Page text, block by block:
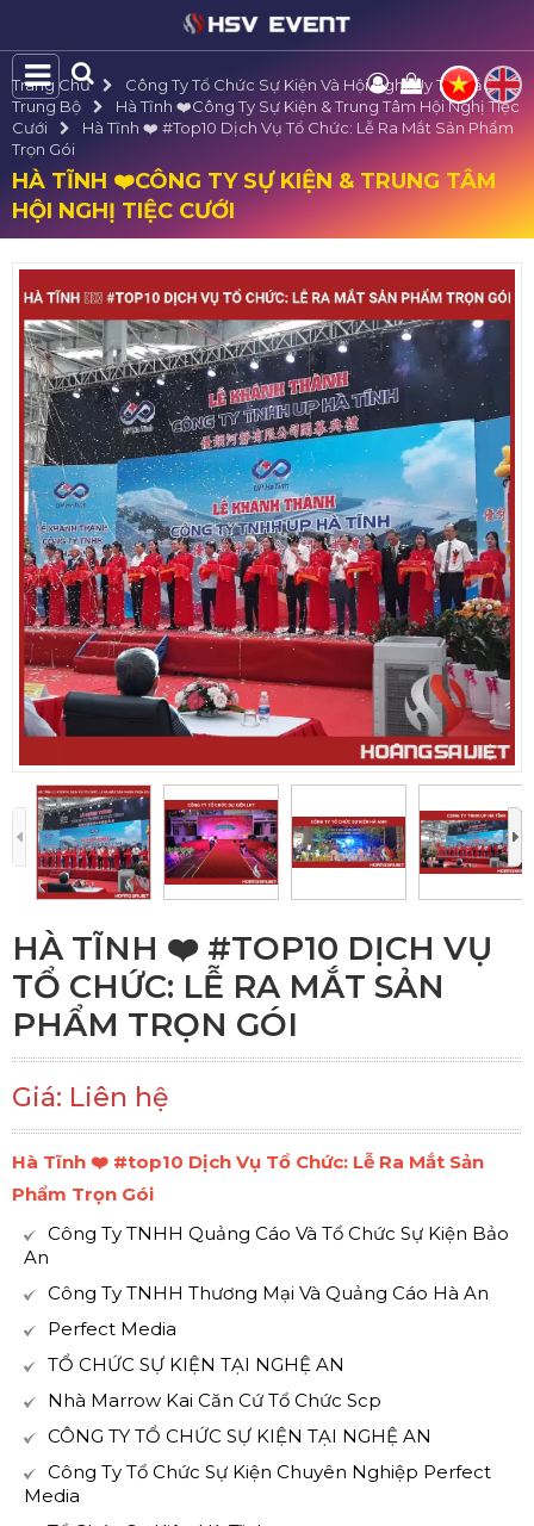
Trang Chủ
Công Ty Tổ Chức Sự Kiện Và Hội Nghị Uy Tín Bắc
Trung Bộ
Hà Tĩnh ❤️️Công Ty Sự Kiện & Trung Tâm Hội Nghị Tiệc
Cưới
Hà Tĩnh ❤️️ #top10 Dịch Vụ Tổ Chức: Lễ Ra Mắt Sản Phẩm
Trọn Gói
HÀ TĨNH ❤️️CÔNG TY SỰ KIỆN & TRUNG TÂM
HỘI NGHỊ TIỆC CƯỚI
HÀ TĨNH ❤️️ #TOP10 DỊCH VỤ
TỔ CHỨC: LỄ RA MẮT SẢN
PHẨM TRỌN GÓI
Giá: Liên hệ
Hà Tĩnh ❤️️ #top10 Dịch Vụ Tổ Chức: Lễ Ra Mắt Sản
Phẩm Trọn Gói
Công Ty TNHH Quảng Cáo Và Tổ Chức Sự Kiện Bảo
An
Công Ty TNHH Thương Mại Và Quảng Cáo Hà An
Perfect Media
TỔ CHỨC SỰ KIỆN TẠI NGHỆ AN
Nhà Marrow Kai Căn Cứ Tổ Chức Scp
CÔNG TY TỔ CHỨC SỰ KIỆN TẠI NGHỆ AN
Công Ty Tổ Chức Sự Kiện Chuyên Nghiệp Perfect
Media